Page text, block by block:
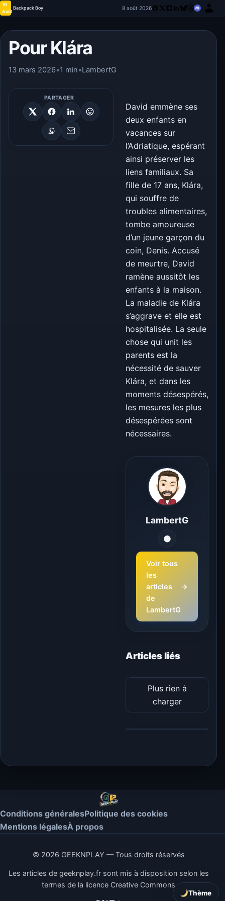
Thème
10
Août
Backpack Boy 8 août 2026
Pour Klára
13 mars 2026•1 min•LambertG
PARTAGER
David emmène ses
deux enfants en
vacances sur
l’Adriatique, espérant
ainsi préserver les
liens familiaux. Sa
fille de 17 ans, Klára,
qui souffre de
troubles alimentaires,
tombe amoureuse
d’un jeune garçon du
coin, Denis. Accusé
de meurtre, David
ramène aussitôt les
enfants à la maison.
La maladie de Klára
s’aggrave et elle est
hospitalisée. La seule
chose qui unit les
parents est la
nécessité de sauver
Klára, et dans les
moments désespérés,
les mesures les plus
désespérées sont
nécessaires.
LambertG
Voir tous
les
articles
de
LambertG
→
Articles liés
Plus rien à
charger
Conditions généralesPolitique des cookies
Mentions légalesÀ propos
© 2026 GEEKNPLAY — Tous droits réservés
Les articles de geeknplay.fr sont mis à disposition selon les
termes de la licence Creative Commons